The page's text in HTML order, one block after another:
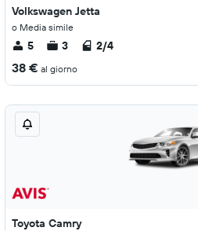
Volkswagen Jetta
o Media simile
5 3 2/4
38 € al giorno
Toyota Camry